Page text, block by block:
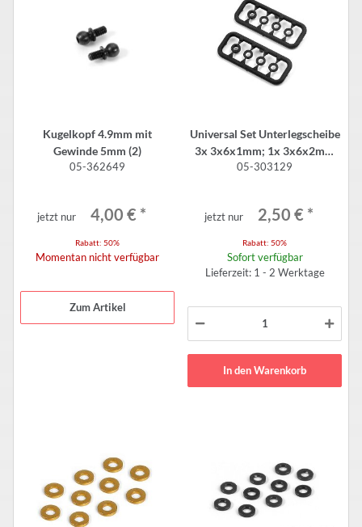
Kugelkopf 4.9mm mit
Gewinde 5mm (2)
05-362649
jetzt nur 4,00 € *
Rabatt: 50%
Momentan nicht verfügbar
Zum Artikel
Universal Set Unterlegscheibe
3x 3x6x1mm; 1x 3x6x2mm
(2)
05-303129
jetzt nur 2,50 € *
Rabatt: 50%
Sofort verfügbar
Lieferzeit: 1 - 2 Werktage
In den Warenkorb